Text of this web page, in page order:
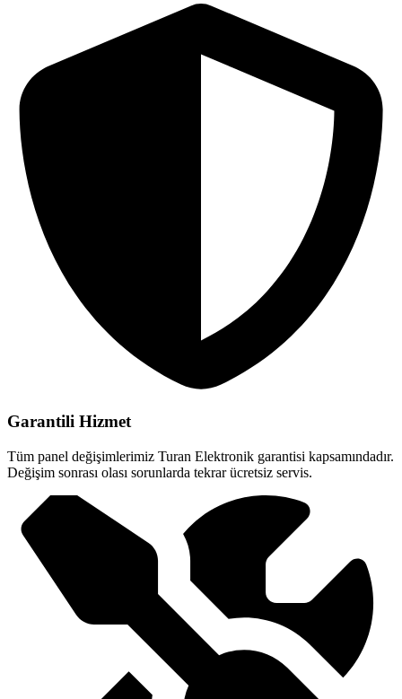
Garantili Hizmet
Tüm panel değişimlerimiz Turan Elektronik garantisi kapsamındadır.
Değişim sonrası olası sorunlarda tekrar ücretsiz servis.